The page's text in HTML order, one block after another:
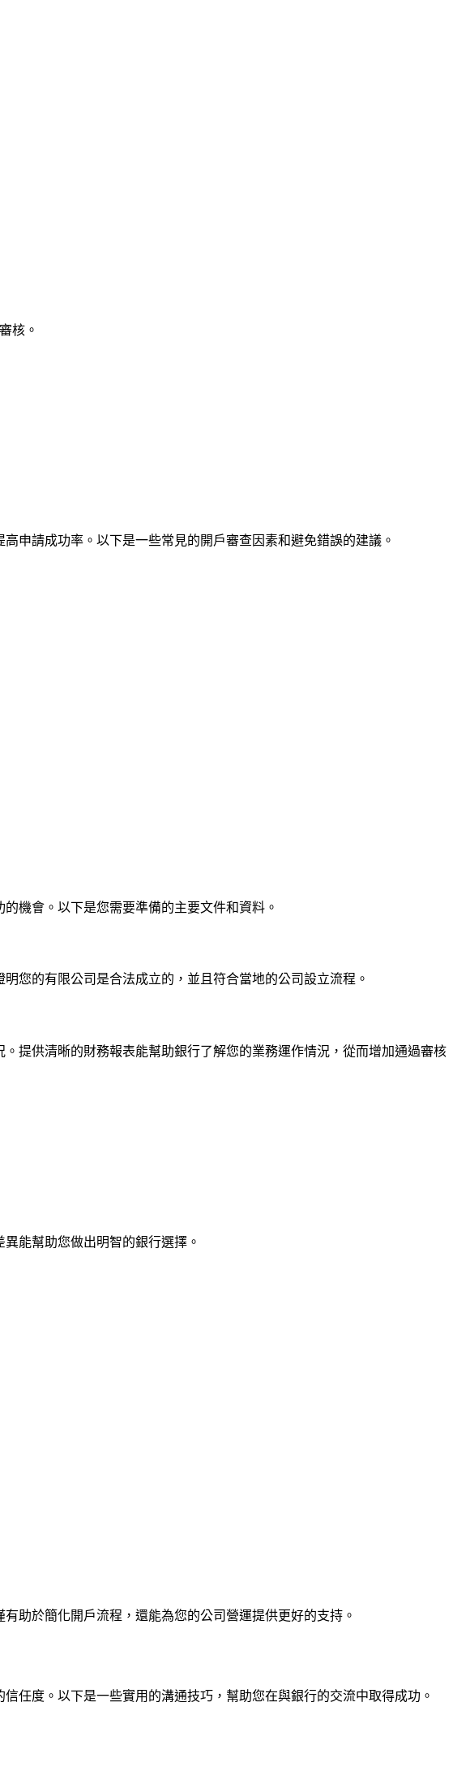
核。
申請成功率。以下是一些常見的開戶審查因素和避免錯誤的建議。
機會。以下是您需要準備的主要文件和資料。
您的有限公司是合法成立的，並且符合當地的公司設立流程。
提供清晰的財務報表能幫助銀行了解您的業務運作情況，從而增加通過審核
能幫助您做出明智的銀行選擇。
助於簡化開戶流程，還能為您的公司營運提供更好的支持。
任度。以下是一些實用的溝通技巧，幫助您在與銀行的交流中取得成功。